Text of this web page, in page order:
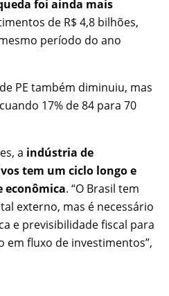
foi ainda mais
de R$ 4,8 bilhões,
período do ano
PE também diminuiu, mas
17% de 84 para 70
a indústria de
tem um ciclo longo e
econômica. “O Brasil tem
externo, mas é necessário
e previsibilidade fiscal para
em fluxo de investimentos”,